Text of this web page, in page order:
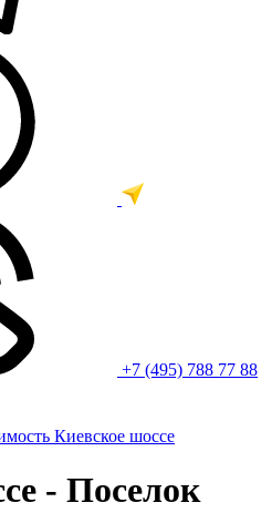
+7 (495) 788 77 88
Киевское шоссе
- Поселок